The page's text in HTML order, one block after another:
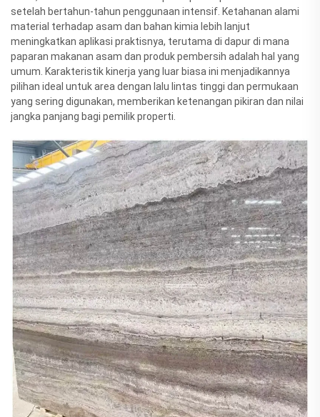
setelah bertahun-tahun penggunaan intensif. Ketahanan alami
material terhadap asam dan bahan kimia lebih lanjut
meningkatkan aplikasi praktisnya, terutama di dapur di mana
paparan makanan asam dan produk pembersih adalah hal yang
umum. Karakteristik kinerja yang luar biasa ini menjadikannya
pilihan ideal untuk area dengan lalu lintas tinggi dan permukaan
yang sering digunakan, memberikan ketenangan pikiran dan nilai
jangka panjang bagi pemilik properti.